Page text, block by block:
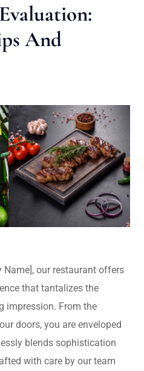
And
Name], our restaurant offers
that tantalizes the
impression. From the
doors, you are enveloped
blends sophistication
with care by our team